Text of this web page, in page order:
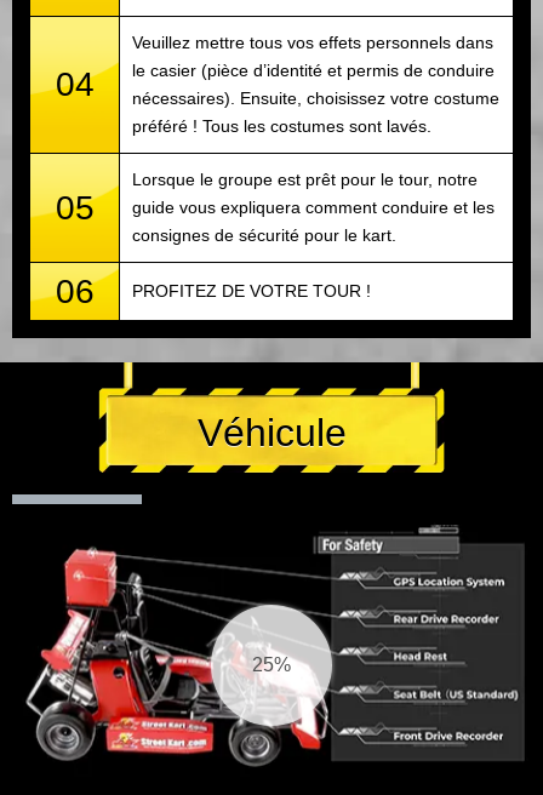
04
Veuillez mettre tous vos effets personnels dans
le casier (pièce d’identité et permis de conduire
nécessaires). Ensuite, choisissez votre costume
préféré ! Tous les costumes sont lavés.
05
Lorsque le groupe est prêt pour le tour, notre
guide vous expliquera comment conduire et les
consignes de sécurité pour le kart.
06 PROFITEZ DE VOTRE TOUR !
Véhicule
26%